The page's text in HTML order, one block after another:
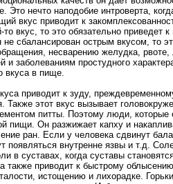
Это нечто наподобие интроверта,
вкус приводит к
то вкус, то это обязательно
не сбалансирован острым вкусом, то
несварению желудка,
и заболеваниям простудного
вкуса в пище.
приводит к зуду,
Также этот вкус вызывает
питты. Поэтому люди,
пищи. Он разжижает капху и
ран. Если у человека сдвинут
появляться внутренне язвы и т.д.
в суставах, когда суставы
также приводит к быстрому
истощению и лихорадке.